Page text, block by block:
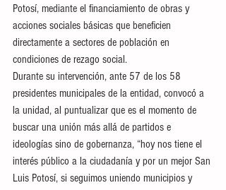
Potosí, mediante el financiamiento de obras y
acciones sociales básicas que beneficien
directamente a sectores de población en
condiciones de rezago social.
Durante su intervención, ante 57 de los 58
presidentes municipales de la entidad, convocó a
la unidad, al puntualizar que es el momento de
buscar una unión más allá de partidos e
ideologías sino de gobernanza, “hoy nos tiene el
interés público a la ciudadanía y por un mejor San
Luis Potosí, si seguimos uniendo municipios y